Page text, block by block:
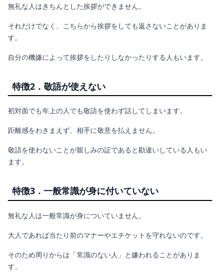
無礼な人はきちんとした挨拶ができません。
それだけでなく、こちらから挨拶をしても返さないことがありま
す。
自分の機嫌によって挨拶をしたりしなかったりする人もいます。
特徴2．敬語が使えない
初対面でも年上の人でも敬語を使わず話してしまいます。
距離感をわきまえず、相手に敬意を払えません。
敬語を使わないことが親しみの証であると勘違いしている人もい
ます。
特徴3．一般常識が身に付いていない
無礼な人は一般常識が身についていません。
大人であれば当たり前のマナーやエチケットを守れないのです。
そのため周りからは「常識のない人」と嫌われることがありま
す。